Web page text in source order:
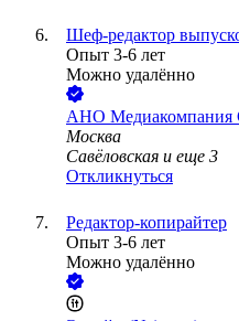
Шеф-редактор
Опыт 3-6 лет
Можно удалённо
АНО Медиакомпания
Москва
Савёловская и еще 3
Откликнуться
Редактор-копирайтер
Опыт 3-6 лет
Можно удалённо